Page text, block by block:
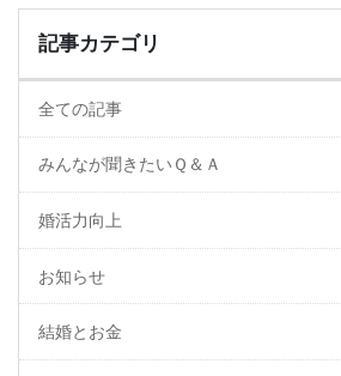
記事カテゴリ
全ての記事
みんなが聞きたいＱ＆Ａ
婚活力向上
お知らせ
結婚とお金